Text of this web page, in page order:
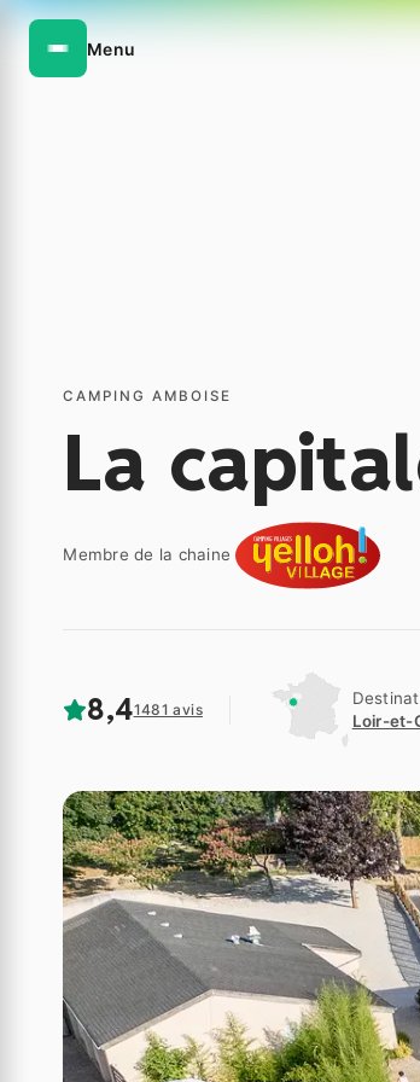
Menu
CAMPING AMBOISE
La
Membre de la chaine
8,41481 avis
Loir-et-